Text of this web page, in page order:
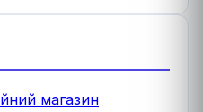
магазин